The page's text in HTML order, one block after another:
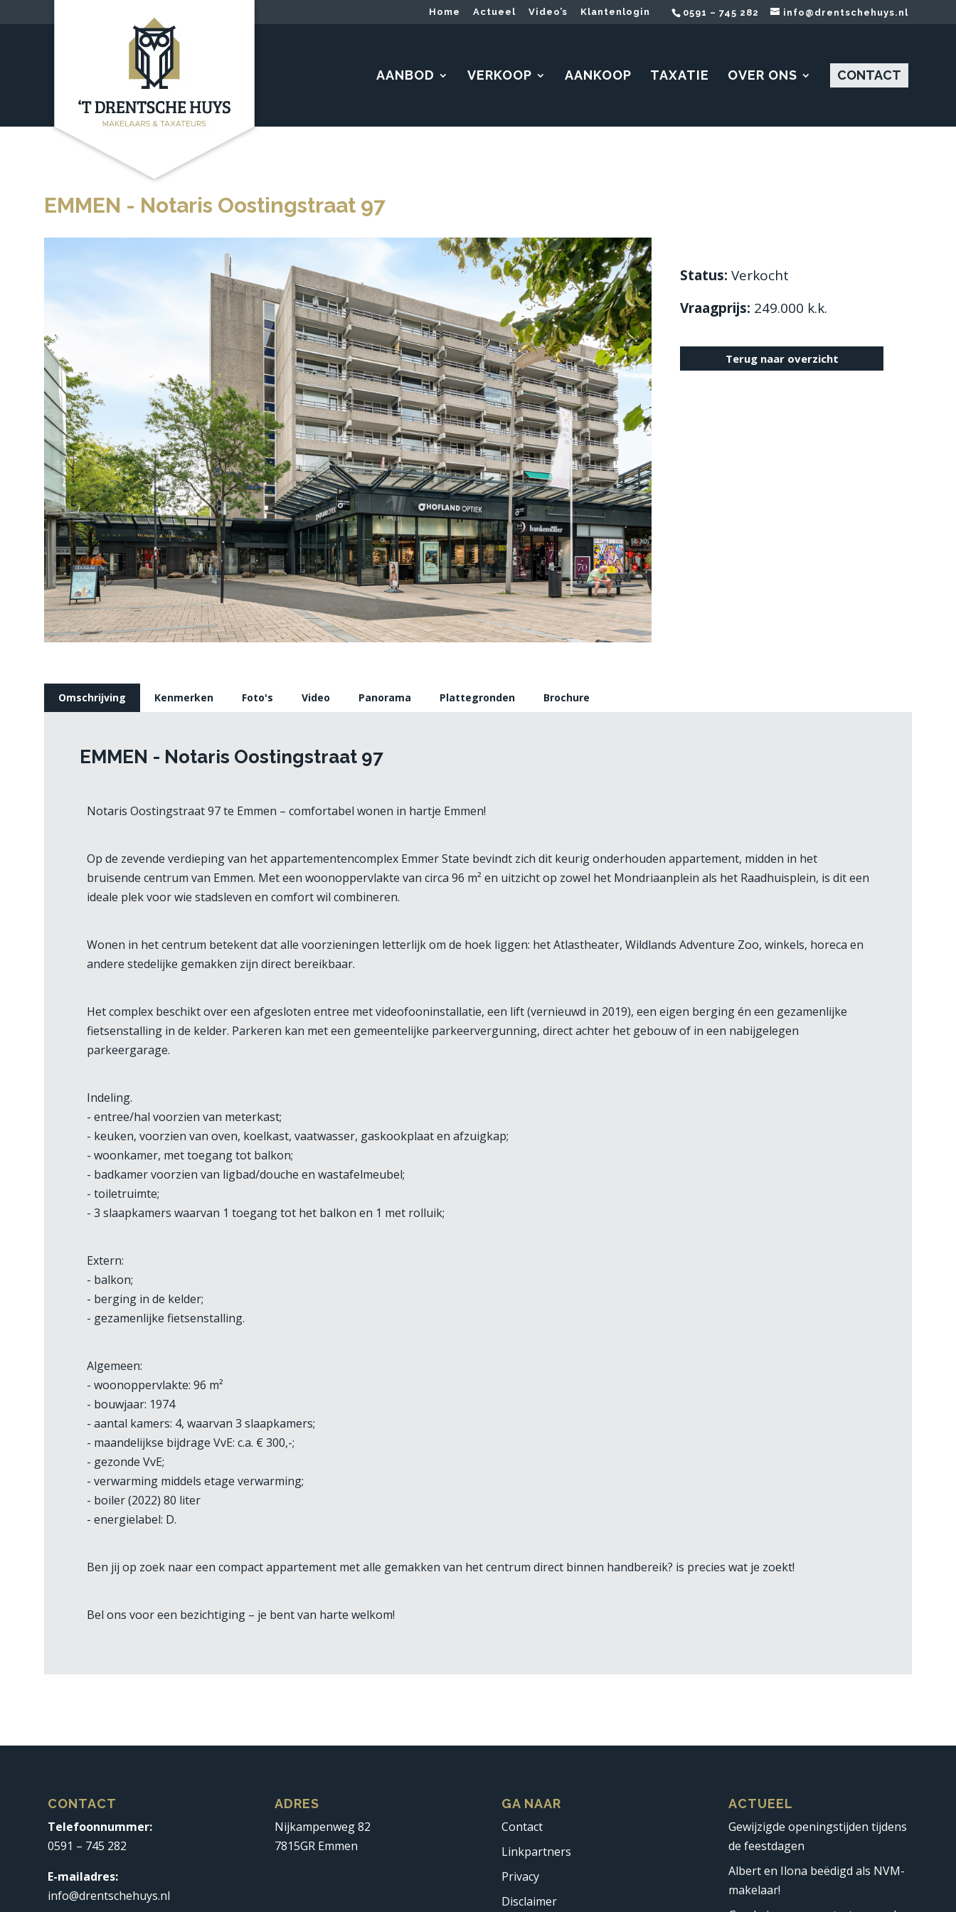
0591 – 745 282 info@drentschehuys.nl
Home Actueel Video’s Klantenlogin
AANBOD VERKOOP AANKOOP TAXATIE OVER ONS CONTACT
EMMEN - Notaris Oostingstraat 97
Status: Verkocht
Vraagprijs: 249.000 k.k.
Terug naar overzicht
Omschrijving Kenmerken Foto's Video Panorama Plattegronden Brochure
EMMEN - Notaris Oostingstraat 97
Notaris Oostingstraat 97 te Emmen – comfortabel wonen in hartje Emmen!
Op de zevende verdieping van het appartementencomplex Emmer State bevindt zich dit keurig onderhouden appartement, midden in het
bruisende centrum van Emmen. Met een woonoppervlakte van circa 96 m² en uitzicht op zowel het Mondriaanplein als het Raadhuisplein, is dit een
ideale plek voor wie stadsleven en comfort wil combineren.
Wonen in het centrum betekent dat alle voorzieningen letterlijk om de hoek liggen: het Atlastheater, Wildlands Adventure Zoo, winkels, horeca en
andere stedelijke gemakken zijn direct bereikbaar.
Het complex beschikt over een afgesloten entree met videofooninstallatie, een lift (vernieuwd in 2019), een eigen berging én een gezamenlijke
fietsenstalling in de kelder. Parkeren kan met een gemeentelijke parkeervergunning, direct achter het gebouw of in een nabijgelegen
parkeergarage.
Indeling.
- entree/hal voorzien van meterkast;
- keuken, voorzien van oven, koelkast, vaatwasser, gaskookplaat en afzuigkap;
- woonkamer, met toegang tot balkon;
- badkamer voorzien van ligbad/douche en wastafelmeubel;
- toiletruimte;
- 3 slaapkamers waarvan 1 toegang tot het balkon en 1 met rolluik;
Extern:
- balkon;
- berging in de kelder;
- gezamenlijke fietsenstalling.
Algemeen:
- woonoppervlakte: 96 m²
- bouwjaar: 1974
- aantal kamers: 4, waarvan 3 slaapkamers;
- maandelijkse bijdrage VvE: c.a. € 300,-;
- gezonde VvE;
- verwarming middels etage verwarming;
- boiler (2022) 80 liter
- energielabel: D.
Ben jij op zoek naar een compact appartement met alle gemakken van het centrum direct binnen handbereik? is precies wat je zoekt!
Bel ons voor een bezichtiging – je bent van harte welkom!
CONTACT
Telefoonnummer:
0591 – 745 282
E-mailadres:
info@drentschehuys.nl
ADRES
Nijkampenweg 82
7815GR Emmen
GA NAAR
Contact
Linkpartners
Privacy
Disclaimer
ACTUEEL
Gewijzigde openingstijden tijdens
de feestdagen
Albert en Ilona beëdigd als NVM-
makelaar!